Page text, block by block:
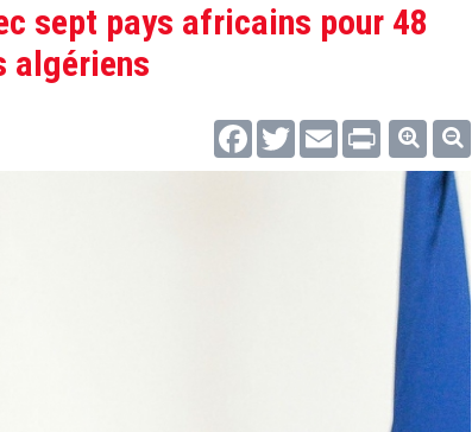
sept pays africains pour 48
algériens
FacebookTwitter Email Print